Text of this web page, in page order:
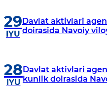
29
IYU
Davlat aktivlari
doirasida Navoiy
28
IYU
Davlat aktivlari
kunlik doirasida